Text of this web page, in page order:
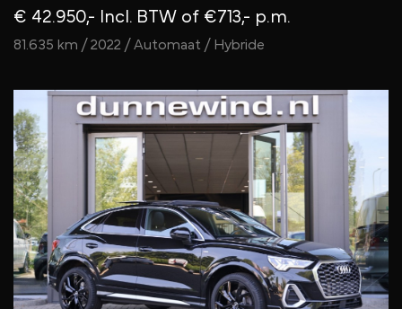
€ 42.950,- Incl. BTW of €713,- p.m.
81.635 km / 2022 / Automaat / Hybride